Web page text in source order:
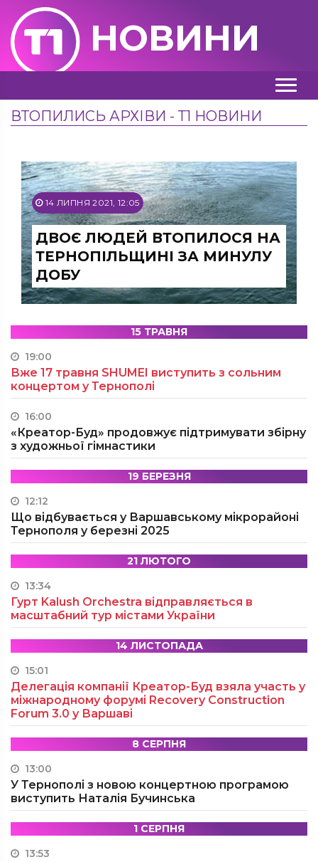
НОВИНИ
ВТОПИЛИСЬ АРХІВИ - Т1 НОВИНИ
14 ЛИПНЯ 2021, 12:05
ДВОЄ ЛЮДЕЙ ВТОПИЛОСЯ НА
ТЕРНОПІЛЬЩИНІ ЗА МИНУЛУ
ДОБУ
15 ТРАВНЯ
19:00
Вже 17 травня SHUMEI виступить з сольним
концертом у Тернополі
16:00
«Креатор-Буд» продовжує підтримувати збірну
з художньої гімнастики
19 БЕРЕЗНЯ
12:12
Що відбувається у Варшавському мікрорайоні
Тернополя у березні 2025
21 ЛЮТОГО
13:34
Гурт Kalush Orchestra відправляється в
масштабний тур містами України
14 ЛИСТОПАДА
15:01
Делегація компанії Креатор-Буд взяла участь у
міжнародному форумі Recovery Construction
Forum 3.0 у Варшаві
8 СЕРПНЯ
13:00
У Тернополі з новою концертною програмою
виступить Наталія Бучинська
1 СЕРПНЯ
13:53